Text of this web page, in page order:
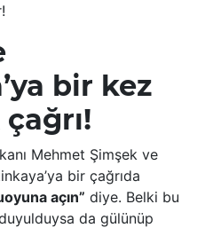
bir kez
Mehmet Şimşek ve
bir çağrıda
açın” diye. Belki bu
da gülünüp